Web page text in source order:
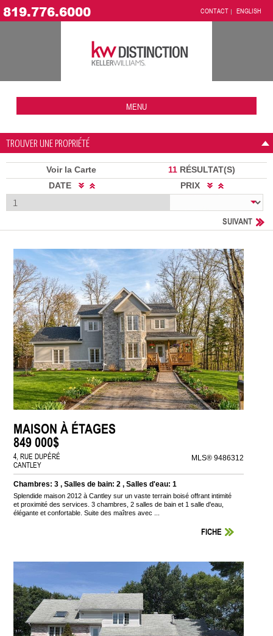
819.776.6000 CONTACT ENGLISH
MENU
TROUVER UNE PROPRIÉTÉ
Voir la Carte 11 RÉSULTAT(S)
DATE
PRIX
SUIVANT
MAISON À ÉTAGES
849 000$
4, RUE DUPÉRÉ
CANTLEY
MLS® 9486312
Chambres: 3 , Salles de bain: 2 , Salles d'eau: 1
Splendide maison 2012 à Cantley sur un vaste terrain boisé offrant intimité
et proximité des services. 3 chambres, 2 salles de bain et 1 salle d'eau,
élégante et confortable. Suite des maîtres avec ...
FICHE